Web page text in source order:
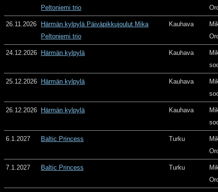
Peltoniemi trio
26.11.2026
Härmän kylpylä Päiväpikkujoulut Mika
Peltoniemi trio
Kauhava
24.12.2026 Härmän kylpylä Kauhava
25.12.2026 Härmän kylpylä Kauhava
26.12.2026 Härmän kylpylä Kauhava
6.1.2027 Baltic Princess Turku
7.1.2027 Baltic Princess Turku